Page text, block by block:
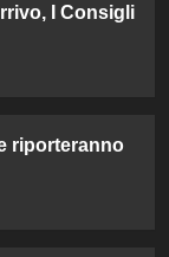
I Consigli
riporteranno